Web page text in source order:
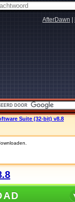
AfterDawn
Suite (32-bit) v8.8